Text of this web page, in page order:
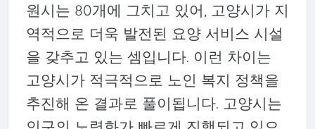
원시는 80개에 그치고 있어, 고양시가 지
역적으로 더욱 발전된 요양 서비스 시설
을 갖추고 있는 셈입니다. 이런 차이는
고양시가 적극적으로 노인 복지 정책을
추진해 온 결과로 풀이됩니다. 고양시는